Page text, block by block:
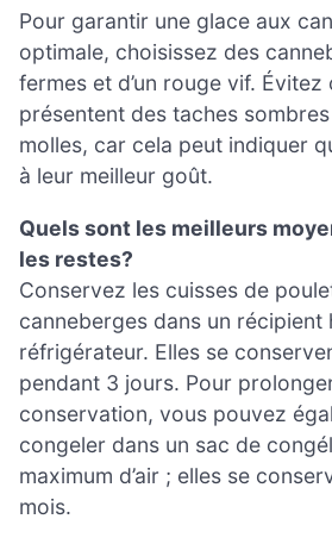
Pour garantir une glace aux
optimale, choisissez des
fermes et d’un rouge vif. Évitez
présentent des taches
molles, car cela peut indiquer
à leur meilleur goût.
Quels sont les meilleurs
les restes?
Conservez les cuisses de
canneberges dans un récipient
réfrigérateur. Elles se
pendant 3 jours. Pour
conservation, vous pouvez
congeler dans un sac de
maximum d’air ; elles se
mois.